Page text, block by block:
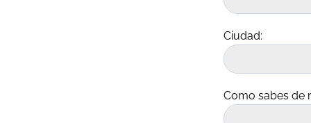
Ciudad:
Como sabes de